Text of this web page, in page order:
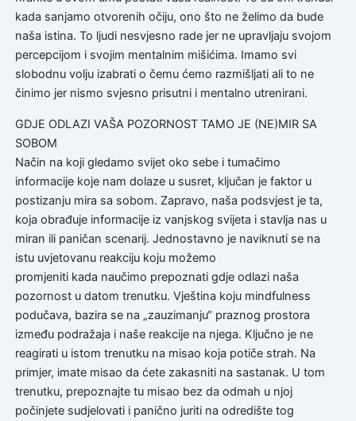
kada sanjamo otvorenih očiju, ono što ne želimo da bude
naša istina. To ljudi nesvjesno rade jer ne upravljaju svojom
percepcijom i svojim mentalnim mišićima. Imamo svi
slobodnu volju izabrati o čemu ćemo razmišljati ali to ne
činimo jer nismo svjesno prisutni i mentalno utrenirani.
GDJE ODLAZI VAŠA POZORNOST TAMO JE (NE)MIR SA
SOBOM
Način na koji gledamo svijet oko sebe i tumačimo
informacije koje nam dolaze u susret, ključan je faktor u
postizanju mira sa sobom. Zapravo, naša podsvjest je ta,
koja obrađuje informacije iz vanjskog svijeta i stavlja nas u
miran ili paničan scenarij. Jednostavno je naviknuti se na
istu uvjetovanu reakciju koju možemo
promjeniti kada naučimo prepoznati gdje odlazi naša
pozornost u datom trenutku. Vještina koju mindfulness
podučava, bazira se na „zauzimanju“ praznog prostora
između podražaja i naše reakcije na njega. Ključno je ne
reagirati u istom trenutku na misao koja potiče strah. Na
primjer, imate misao da ćete zakasniti na sastanak. U tom
trenutku, prepoznajte tu misao bez da odmah u njoj
počinjete sudjelovati i panično juriti na odredište tog